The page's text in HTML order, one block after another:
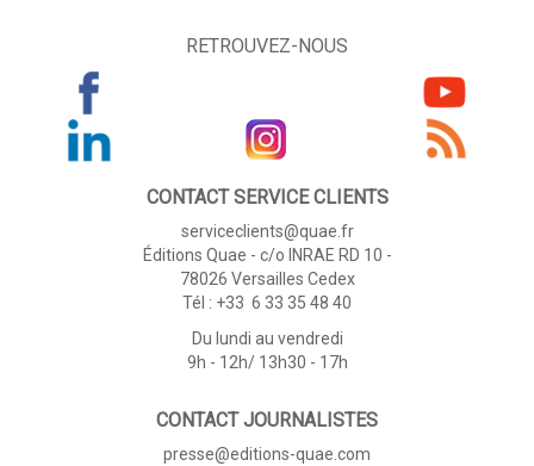
RETROUVEZ-NOUS
CONTACT SERVICE CLIENTS
serviceclients@quae.fr
Éditions Quae - c/o INRAE RD 10 -
78026 Versailles Cedex
Tél : +33 6 33 35 48 40
Du lundi au vendredi
9h - 12h/ 13h30 - 17h
CONTACT JOURNALISTES
presse@editions-quae.com